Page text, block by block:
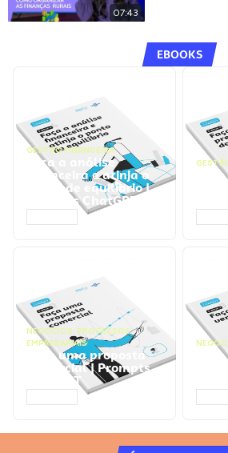
07:43
EBOOKS
GESTÃO FINANCEIRA
Faça a análise
financeira e atinja o
ponto de equilíbrio |
Prompts ChatGPT
NEGÓCIOS, PROCESSOS
EMPRESARIAIS
Faça uma proposta
comercial | Prompts
ChatGPT